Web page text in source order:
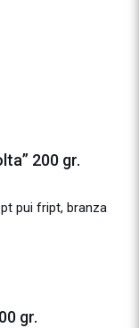
200 gr.
pui fript, branza
gr.